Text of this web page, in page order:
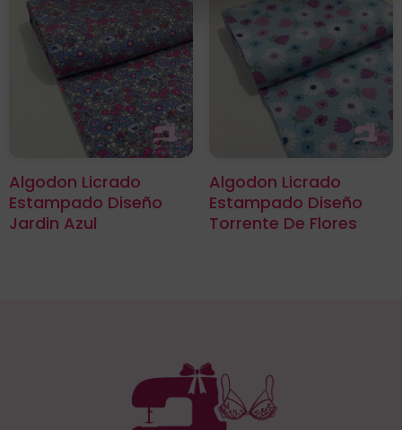
Algodon Licrado
Estampado Diseño
Jardin Azul
Algodon Licrado
Estampado Diseño
Torrente De Flores